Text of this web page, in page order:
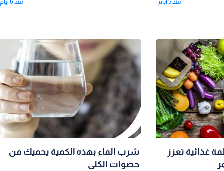
منذ 5 أيام منذ 6 أيام
5 أنظمة غذائية تعزز
شرب الماء بهذه الكمية يحميك من
حصوات الكلى